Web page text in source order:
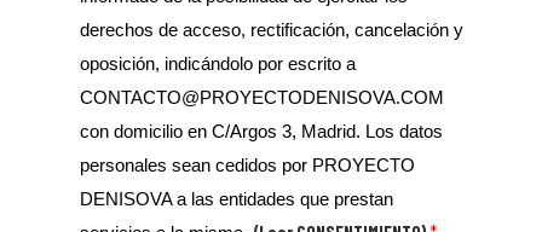
derechos de acceso, rectificación, cancelación y
oposición, indicándolo por escrito a
CONTACTO@PROYECTODENISOVA.COM
con domicilio en C/Argos 3, Madrid. Los datos
personales sean cedidos por PROYECTO
DENISOVA a las entidades que prestan